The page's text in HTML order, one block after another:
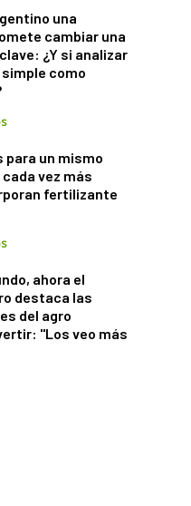
una
cambiar una
¿Y si analizar
como
para un mismo
vez más
fertilizante
ahora el
destaca las
del agro
"Los veo más